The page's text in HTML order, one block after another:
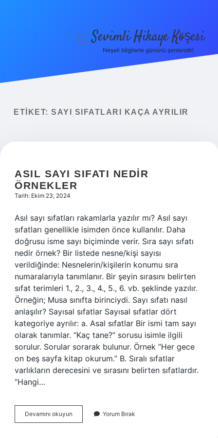
Yasal Uyarı
menüyüSevimli Hikaye Köşesi
Neşeli bilgilerle gününü şenlendir!
ETIKET: SAYI SIFATLARI KAÇA AYRILIR
ASIL SAYI SIFATI NEDIR
ÖRNEKLER
Tarih: Ekim 23, 2024
Asıl sayı sıfatları rakamlarla yazılır mı? Asıl sayı
sıfatları genellikle isimden önce kullanılır. Daha
doğrusu isme sayı biçiminde verir. Sıra sayı sıfatı
nedir örnek? Bir listede nesne/kişi sayısı
verildiğinde: Nesnelerin/kişilerin konumu sıra
numaralarıyla tanımlanır. Bir şeyin sırasını belirten
sıfat terimleri 1., 2., 3., 4., 5., 6. vb. şeklinde yazılır.
Örneğin; Musa sınıfta birinciydi. Sayı sıfatı nasıl
anlaşılır? Sayısal sıfatlar Sayısal sıfatlar dört
kategoriye ayrılır: a. Asal sıfatlar Bir ismi tam sayı
olarak tanımlar. “Kaç tane?” sorusu isimle ilgili
sorulur. Sorular sorarak bulunur. Örnek “Her gece
on beş sayfa kitap okurum.” B. Sıralı sıfatlar
varlıkların derecesini ve sırasını belirten sıfatlardır.
“Hangi…
Devamını okuyun
Sayı
Yorum Bırak